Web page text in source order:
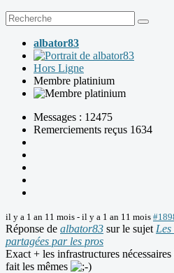
albator83
Hors Ligne
Membre platinium
Messages : 12475
Remerciements reçus 1634
il y a 1 an 11 mois - il y a 1 an 11 mois
Réponse de albator83 sur le sujet
partagées par les pros
Exact + les infrastructures
fait les mêmes